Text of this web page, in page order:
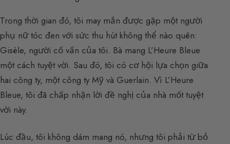
Trong thời gian đó, tôi may mắn được gặp một người
phụ nữ tóc đen với sức thu hút không thể nào quên:
Gisèle, người cố vấn của tôi. Bà mang L’Heure Bleue
một cách tuyệt vời. Sau đó, tôi có cơ hội lựa chọn giữa
hai công ty, một công ty Mỹ và Guerlain. Vì L’Heure
Bleue, tôi đã chấp nhận lời đề nghị của nhà mốt tuyệt
vời này.
Lúc đầu, tôi không dám mang nó, nhưng tôi phải từ bỏ